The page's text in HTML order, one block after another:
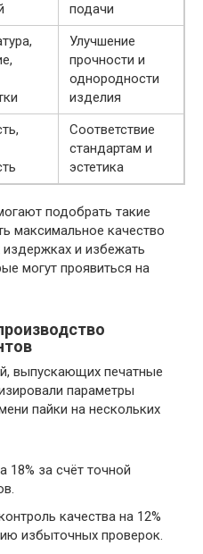
подачи
Улучшение
прочности и
однородности
изделия
Соответствие
стандартам и
эстетика
подобрать такие
максимальное качество
и избежать
могут проявиться на
выпускающих печатные
параметры
пайки на нескольких
18% за счёт точной
качества на 12%
избыточных проверок.